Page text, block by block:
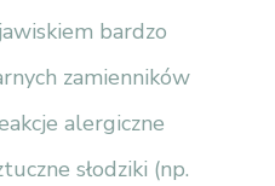
bardzo
zamienników
alergiczne
słodziki (np.